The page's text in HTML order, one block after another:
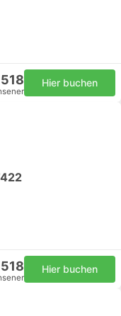
Hier buchen
Hier buchen